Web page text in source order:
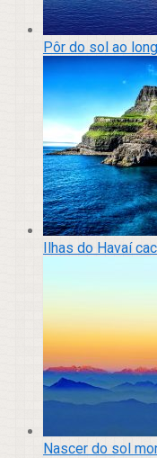
Pôr do sol ao
Ilhas do Havaí
Nascer do sol